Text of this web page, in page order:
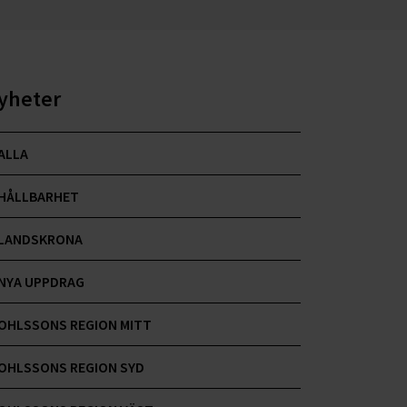
UPPDRAG
REGION MITT
REGION SYD